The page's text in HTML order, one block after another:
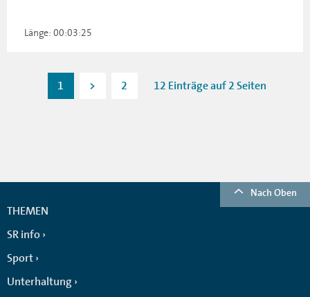
Länge: 00:03:25
1 > 2 12 Einträge auf 2 Seiten
Nach Oben
THEMEN
SR info
Sport
Unterhaltung